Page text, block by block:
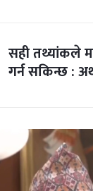
सही तथ्यांकले
गर्न सकिन्छ :